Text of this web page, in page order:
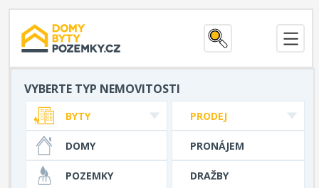
VYBERTE TYP NEMOVITOSTI
PRODEJ
PRONÁJEM
DRAŽBY
BYTY
DOMY
POZEMKY